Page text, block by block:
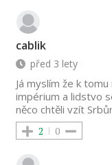
cablik
před 3 lety
Já myslím že k
impérium a lidstvo
něco chtěli vzít
2 0